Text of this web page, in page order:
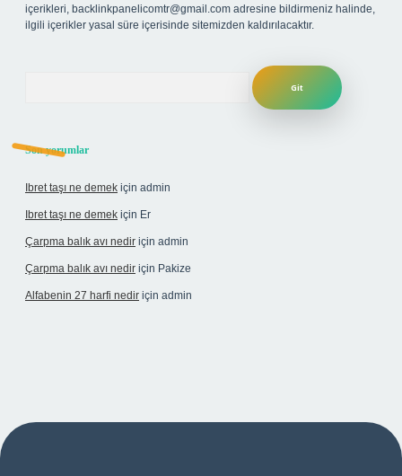
içerikleri, backlinkpanelicomtr@gmail.com adresine bildirmeniz halinde,
ilgili içerikler yasal süre içerisinde sitemizden kaldırılacaktır.
Son yorumlar
Ibret taşı ne demek için admin
Ibret taşı ne demek için Er
Çarpma balık avı nedir için admin
Çarpma balık avı nedir için Pakize
Alfabenin 27 harfi nedir için admin